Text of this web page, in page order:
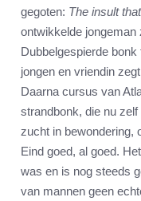
gegoten: The insult
ontwikkelde jongeman
Dubbelgespierde
jongen en vriendin
Daarna cursus van
strandbonk, die nu
zucht in bewondering,
Eind goed, al goed.
was en is nog steeds
van mannen geen